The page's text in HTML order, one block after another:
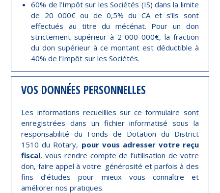
60% de l’Impôt sur les Sociétés (IS) dans la limite
de 20 000€ ou de 0,5% du CA et s’ils sont
effectués au titre du mécénat. Pour un don
strictement supérieur à 2 000 000€, la fraction
du don supérieur à ce montant est déductible à
40% de l’Impôt sur les Sociétés.
VOS DONNÉES PERSONNELLES
Les informations recueillies sur ce formulaire sont
enregistrées dans un fichier informatisé sous la
responsabilité du Fonds de Dotation du District
1510 du Rotary, pour vous adresser votre reçu
fiscal, vous rendre compte de l’utilisation de votre
don, faire appel à votre générosité et parfois à des
fins d’études pour mieux vous connaître et
améliorer nos pratiques.